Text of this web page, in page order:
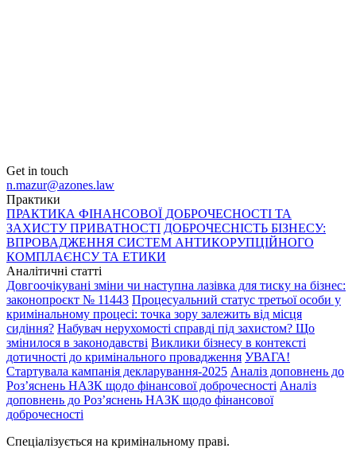
Get in touch
n.mazur@azones.law
Практики
ПРАКТИКА ФІНАНСОВОЇ ДОБРОЧЕСНОСТІ ТА
ЗАХИСТУ ПРИВАТНОСТІ ДОБРОЧЕСНІСТЬ БІЗНЕСУ:
ВПРОВАДЖЕННЯ СИСТЕМ АНТИКОРУПЦІЙНОГО
КОМПЛАЄНСУ ТА ЕТИКИ
Аналітичні статті
Довгоочікувані зміни чи наступна лазівка для тиску на бізнес:
законопроєкт № 11443 Процесуальний статус третьої особи у
кримінальному процесі: точка зору залежить від місця
сидіння? Набувач нерухомості справді під захистом? Що
змінилося в законодавстві Виклики бізнесу в контексті
дотичності до кримінального провадження УВАГА!
Стартувала кампанія декларування-2025 Аналіз доповнень до
Розʼяснень НАЗК щодо фінансової доброчесності Аналіз
доповнень до Розʼяснень НАЗК щодо фінансової
доброчесності
Спеціалізується на кримінальному праві.